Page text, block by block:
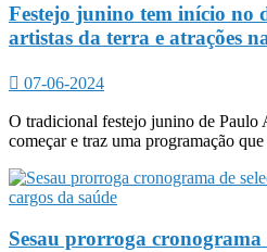
Festejo junino tem início no
artistas da terra e atrações
07-06-2024
O tradicional festejo junino de Paulo
começar e traz uma programação
Sesau prorroga cronograma